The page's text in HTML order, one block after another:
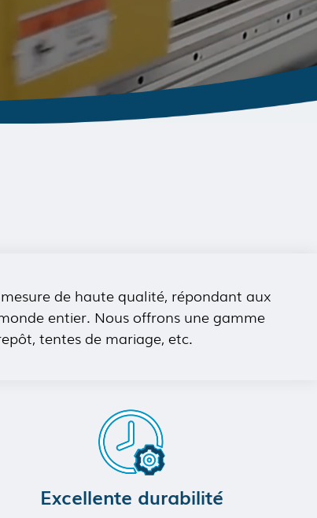
de haute qualité, répondant aux
entier. Nous offrons une gamme
tentes de mariage, etc.
Excellente durabilité